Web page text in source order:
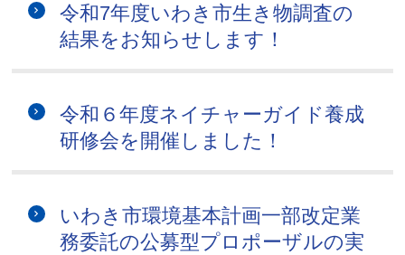
令和7年度いわき市生き物調査の
結果をお知らせします！
令和６年度ネイチャーガイド養成
研修会を開催しました！
いわき市環境基本計画一部改定業
務委託の公募型プロポーザルの実